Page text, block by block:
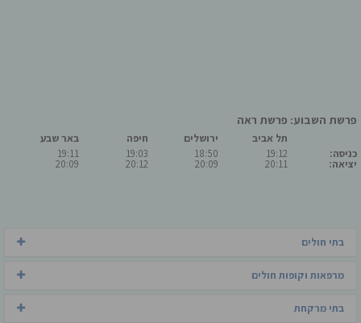
פרשת השבוע: פרשת ראה
כניסה:
יציאה:
תל אביב
19:12
20:11
ירושלים
18:50
20:09
חיפה
19:03
20:12
באר שבע
19:11
20:09
בתי חולים
מרפאות וקופות חולים
בתי מרקחת